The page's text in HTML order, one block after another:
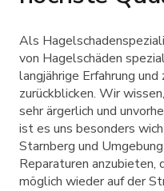
Als
von Hagelschäden
langjährige Erfahrung
zurückblicken. Wir
sehr ärgerlich und
ist es uns besonders
Starnberg und
Reparaturen anzubieten,
möglich wieder auf der